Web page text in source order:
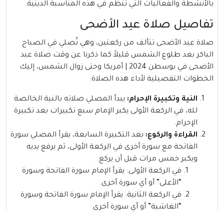
بالأنشطة والفعاليات التي تنظم في هذه المناسبة الدينية.
تفاصيل صلاة عيد الأضحى
صلاة عيد الأضحى تتألف من ركعتين، وهي تُصلي في الصباح
الباكر بعد طلوع الشمس قليلاً كما ذكرنا عن وقت صلاة عيد
الأضحى في بوسطن 2024 | أمريكا وحتى زوال الشمس، إليك
الخطوات التفصيلية لأداء هذه الصلاة:
النية وتكبيرة الإحرام: يبدأ المصلي صلاته بالنية الخالصة
لله، في الركعة الأولى يكبر الإمام سبع تكبيرات بعد تكبيرة
الإحرام.
القراءة والركوع: بعد التكبيرة السابعة، يقرأ المصلي سورة
الفاتحة مع سورة أخرى في الركعة الأولى، ثم يرفع يديه
ويكبر خمس مرات قبل أن يركع.
في الركعة الأولى: يقرأ الإمام سورة الفاتحة وسورة
“الأعلى” أو أي سورة أخرى.
في الركعة الثانية: يقرأ الإمام سورة الفاتحة وسورة
“الغاشية” أو أي سورة أخرى.